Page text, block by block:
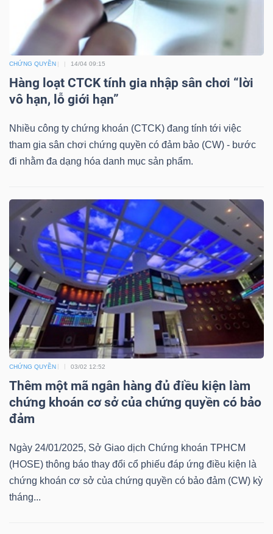
CHỨNG QUYỀN 14/04 09:15
Hàng loạt CTCK tính gia nhập sân chơi “lời
vô hạn, lỗ giới hạn”
Nhiều công ty chứng khoán (CTCK) đang tính tới việc
tham gia sân chơi chứng quyền có đảm bảo (CW) - bước
đi nhằm đa dạng hóa danh mục sản phẩm.
CHỨNG QUYỀN 03/02 12:52
Thêm một mã ngân hàng đủ điều kiện làm
chứng khoán cơ sở của chứng quyền có bảo
đảm
Ngày 24/01/2025, Sở Giao dịch Chứng khoán TPHCM
(HOSE) thông báo thay đổi cổ phiếu đáp ứng điều kiện là
chứng khoán cơ sở của chứng quyền có bảo đảm (CW) kỳ
tháng...
Mã
chứng
khoán
Tất cả Cổ phiếu
Lãnh
đạo
(-)
Tin
tức
(-)
Bài
viết
của
tác
giả
(-)
cáo
phân
tích
(-)